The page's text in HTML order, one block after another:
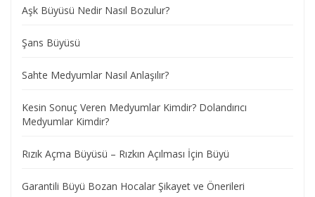
Aşk Büyüsü Nedir Nasıl Bozulur?
Şans Büyüsü
Sahte Medyumlar Nasıl Anlaşılır?
Kesin Sonuç Veren Medyumlar Kimdir? Dolandırıcı
Medyumlar Kimdir?
Rızık Açma Büyüsü – Rızkın Açılması İçin Büyü
Garantili Büyü Bozan Hocalar Şikayet ve Önerileri